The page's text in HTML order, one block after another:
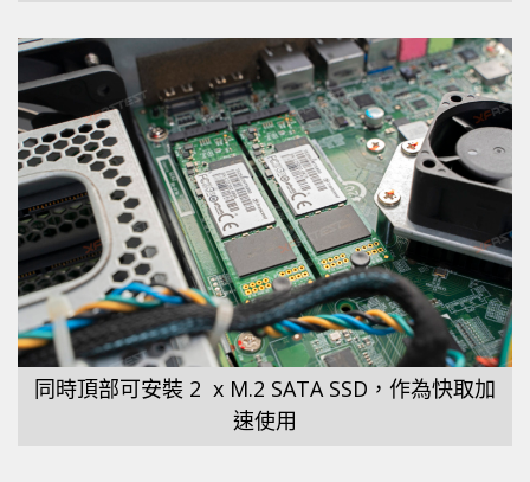
同時頂部可安裝 2 x M.2 SATA SSD，作為快取加
速使用